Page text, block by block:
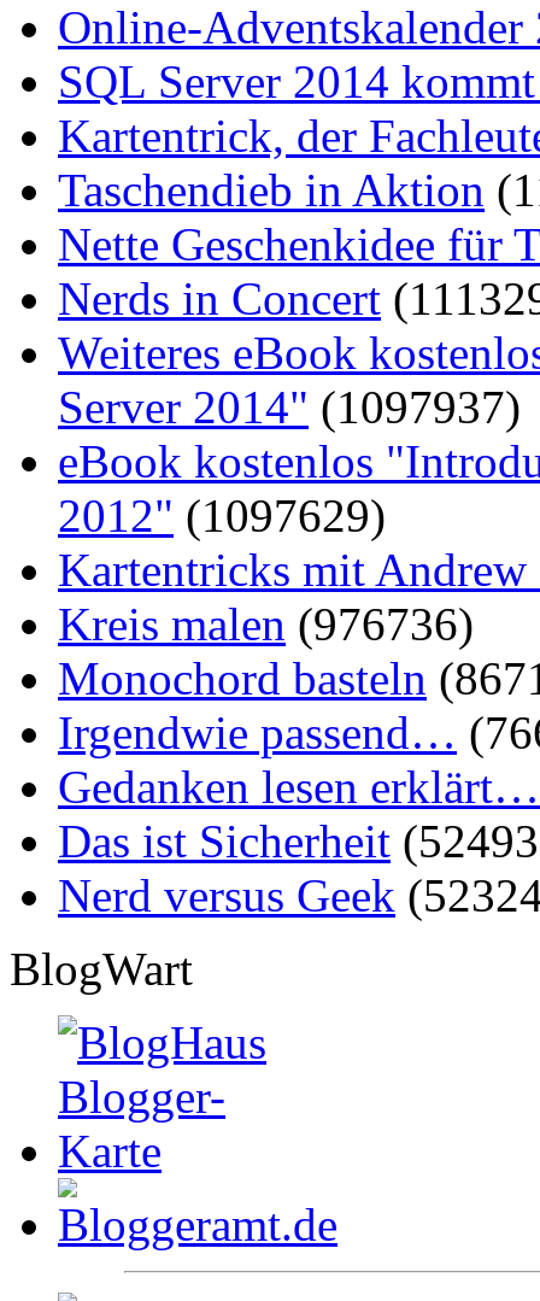
Online-Adventskalender
SQL Server 2014
Kartentrick, der
Taschendieb in Aktion
Nette Geschenkidee für
Nerds in Concert
Weiteres eBook
Server 2014" (1097937)
eBook kostenlos
2012" (1097629)
Kartentricks mit
Kreis malen (976736)
Monochord basteln
Irgendwie passend…
Gedanken lesen erklärt…
Das ist Sicherheit
Nerd versus Geek
BlogWart